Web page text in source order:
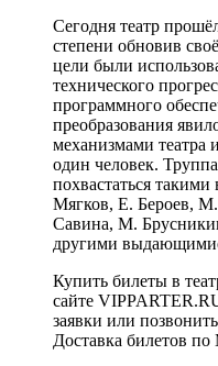
Сегодня театр
степени обновив
цели были
технического
программного
преобразования
механизмами театра
один человек.
похвастаться
Мягков, Е. Бероев,
Савина, М.
другими
Купить билеты в
сайте
заявки или
Доставка билетов по